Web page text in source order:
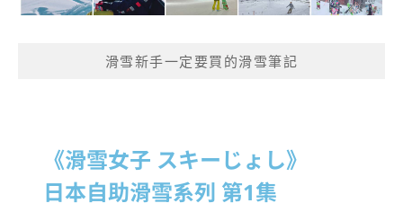
滑雪新手一定要買的滑雪筆記